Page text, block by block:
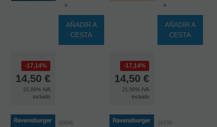
17,14%
14,50 €
21.00% IVA
incluido
+
AÑADIR A
CESTA
17,14%
14,50 €
21.00% IVA
incluido
+
AÑADIR A
CESTA
00045 16739